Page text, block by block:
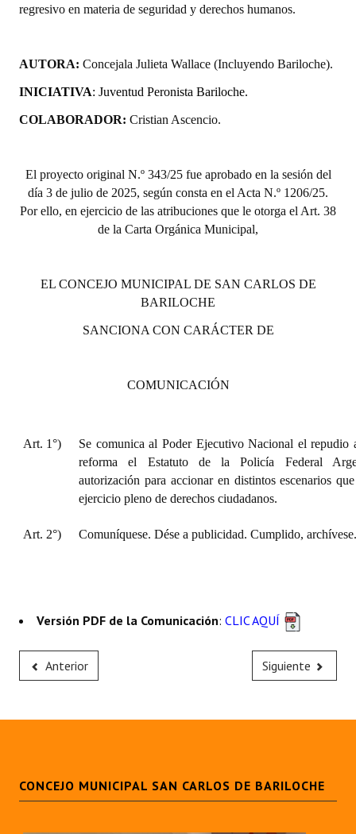
regresivo en materia de seguridad y derechos humanos.
AUTORA: Concejala Julieta Wallace (Incluyendo Bariloche).
INICIATIVA: Juventud Peronista Bariloche.
COLABORADOR: Cristian Ascencio.
El proyecto original N.º 343/25 fue aprobado en la sesión del
día 3 de julio de 2025, según consta en el Acta N.º 1206/25.
Por ello, en ejercicio de las atribuciones que le otorga el Art. 38
de la Carta Orgánica Municipal,
EL CONCEJO MUNICIPAL DE SAN CARLOS DE
BARILOCHE
SANCIONA CON CARÁCTER DE
COMUNICACIÓN
Art. 1°)
Se comunica al Poder Ejecutivo Nacional el repudio
reforma el Estatuto de la Policía Federal
autorización para accionar en distintos escenarios
ejercicio pleno de derechos ciudadanos.
Art. 2°) Comuníquese. Dése a publicidad. Cumplido, archívese.
Versión PDF de la Comunicación: CLIC AQUÍ
Anterior Siguiente
CONCEJO MUNICIPAL SAN CARLOS DE BARILOCHE